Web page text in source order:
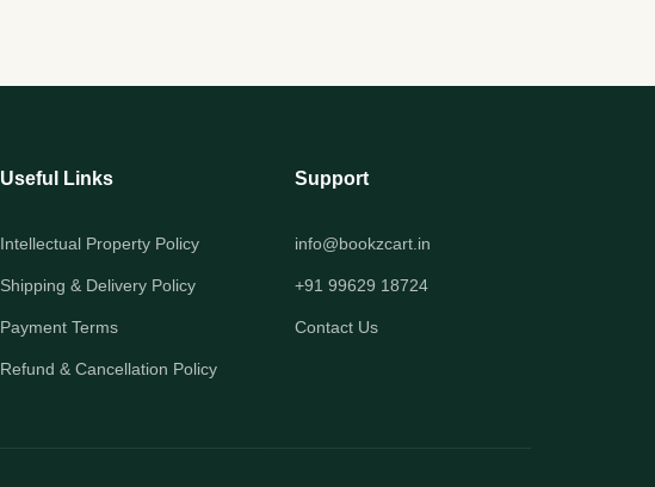
Useful Links
Intellectual Property Policy
Shipping & Delivery Policy
Payment Terms
Refund & Cancellation Policy
Support
info@bookzcart.in
+91 99629 18724
Contact Us